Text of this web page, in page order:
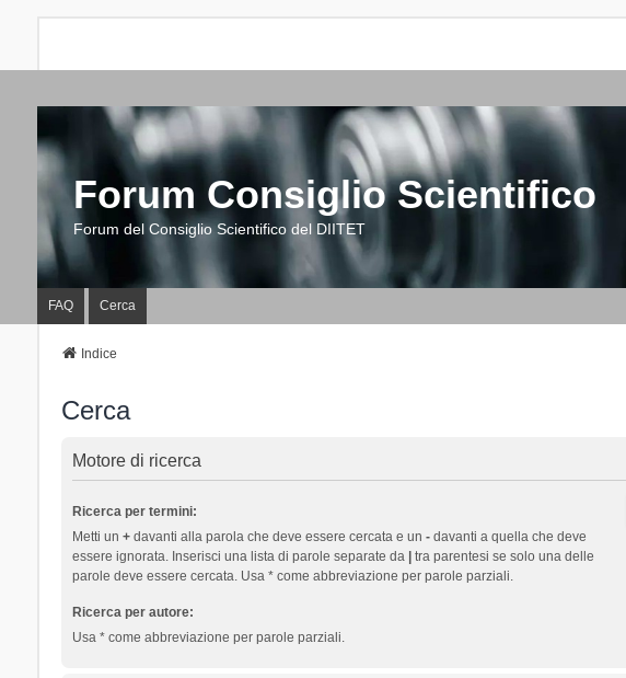
Forum Consiglio Scientifico
Forum del Consiglio Scientifico del DIITET
FAQ Cerca
Indice
Cerca
Motore di ricerca
Ricerca per termini:
Metti un +davanti alla parola che deve essere cercata e un -davanti a quella che deve
essere ignorata. Inserisci una lista di parole separate da |tra parentesi se solo una delle
parole deve essere cercata. Usa * come abbreviazione per parole parziali.
Ricerca per autore:
Usa * come abbreviazione per parole parziali.